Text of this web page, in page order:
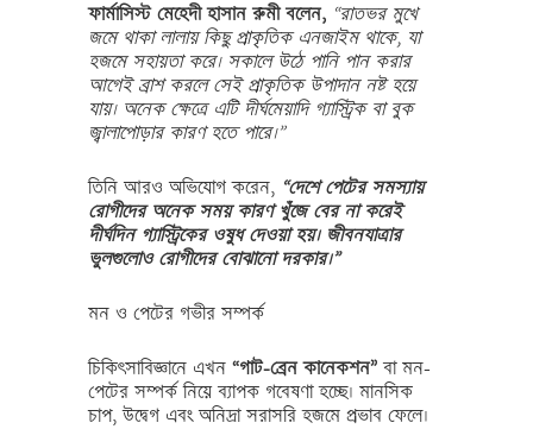
ফার্মাসিস্ট মেহেদী হাসান রুমী বলেন, “রাতভর মুখে
জমে থাকা লালায় কিছু প্রাকৃতিক এনজাইম থাকে, যা
হজমে সহায়তা করে। সকালে উঠে পানি পান করার
আগেই ব্রাশ করলে সেই প্রাকৃতিক উপাদান নষ্ট হয়ে
যায়। অনেক ক্ষেত্রে এটি দীর্ঘমেয়াদি গ্যাস্ট্রিক বা বুক
জ্বালাপোড়ার কারণ হতে পারে।”
তিনি আরও অভিযোগ করেন, “দেশে পেটের সমস্যায়
রোগীদের অনেক সময় কারণ খুঁজে বের না করেই
দীর্ঘদিন গ্যাস্ট্রিকের ওষুধ দেওয়া হয়। জীবনযাত্রার
ভুলগুলোও রোগীদের বোঝানো দরকার।”
মন ও পেটের গভীর সম্পর্ক
চিকিৎসাবিজ্ঞানে এখন “গাট-ব্রেন কানেকশন”বা মন-
পেটের সম্পর্ক নিয়ে ব্যাপক গবেষণা হচ্ছে। মানসিক
চাপ, উদ্বেগ এবং অনিদ্রা সরাসরি হজমে প্রভাব ফেলে।